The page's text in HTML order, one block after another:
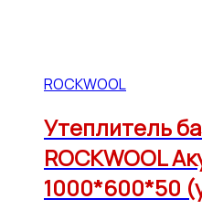
ROCKWOOL
Утеплитель
ROCKWOOL
1000*600*50